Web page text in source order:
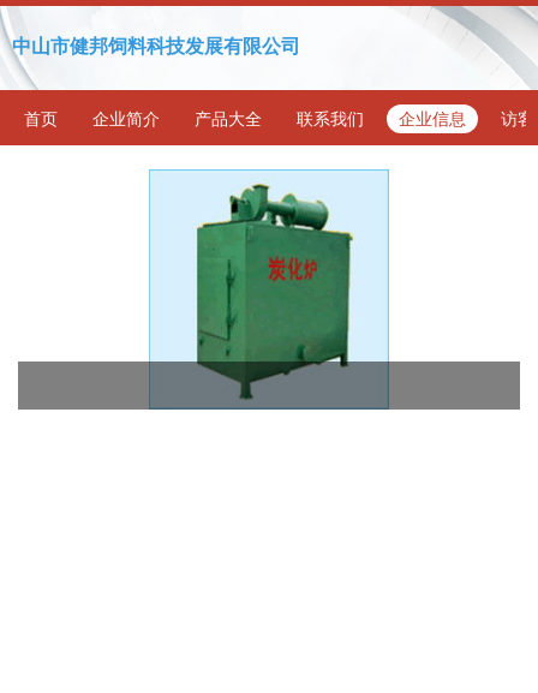
中山市健邦饲料科技发展有限公司
首页 企业简介 产品大全 联系我们 企业信息 访客